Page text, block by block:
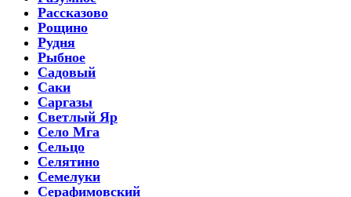
Рассказово
Рощино
Рудня
Рыбное
Садовый
Саки
Саргазы
Светлый Яр
Село Мга
Сельцо
Селятино
Семелуки
Серафимовский